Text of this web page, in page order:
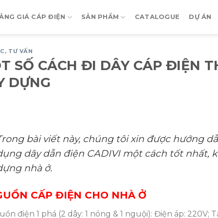
GIÁ CÁP ĐIỆN SẢN PHẨM CATALOGUE DỰ ÁN
, TƯ VẤN
SỐ CÁCH ĐI DÂY CÁP ĐIỆN
DỰNG
bài viết này, chúng tôi xin được hướng
dây dẫn điện CADIVI một cách tốt nhất,
nhà ở.
CẤP ĐIỆN CHO NHÀ Ở
điện 1 phá (2 dây: 1 nóng & 1 nguội): Điện áp: 220V;